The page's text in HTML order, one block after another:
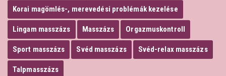
Korai magömlés-, merevedési problémák kezelése
Lingam masszázs Masszázs Orgazmuskontroll
Sport masszázs Svéd masszázs Svéd-relax masszázs
Talpmasszázs